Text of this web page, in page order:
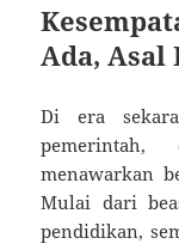
Ada, Asal
Di era
menawarkan
Mulai dari
pendidikan,